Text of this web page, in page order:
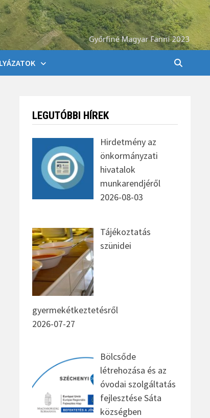
LEGUTÓBBI HÍREK
Hirdetmény az
önkormányzati
hivatalok
munkarendjéről
2026-08-03
Tájékoztatás
szünidei
gyermekétkeztetésről
2026-07-27
Bölcsőde
létrehozása és az
óvodai szolgáltatás
fejlesztése Sáta
községben